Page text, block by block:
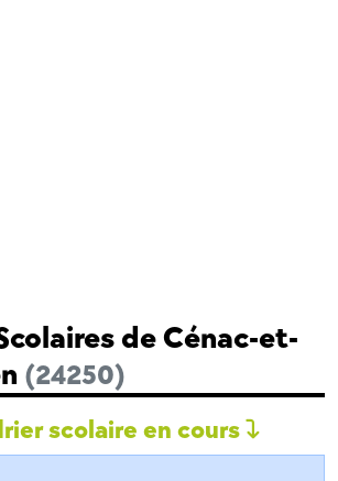
de Cénac-et-
(24250)
scolaire en cours